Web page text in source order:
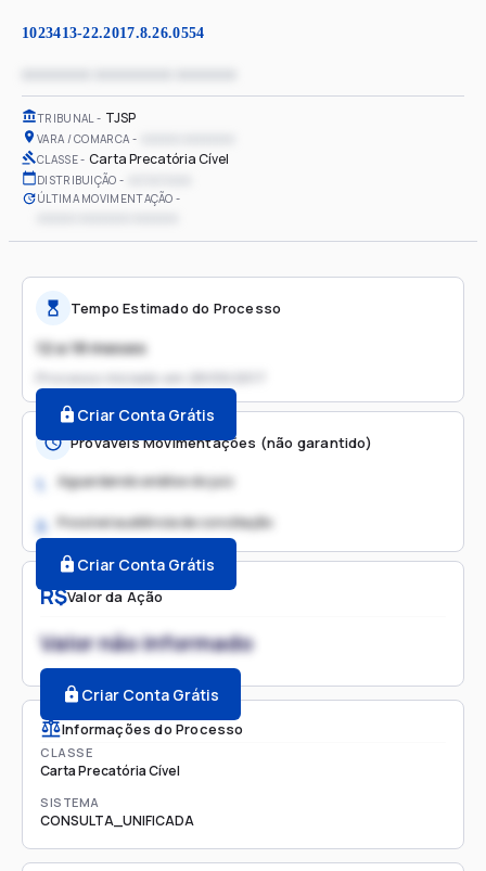
1023413-22.2017.8.26.0554
TRIBUNAL TJSP
VARA / COMARCA
CLASSE Carta Precatória Cível
DISTRIBUIÇÃO
ÚLTIMA MOVIMENTAÇÃO
R$Valor da Ação
Valor não informado
Criar Conta Grátis
Informações do Processo
CLASSE
Carta Precatória Cível
SISTEMA
CONSULTA_UNIFICADA
Tempo Estimado do Processo
12 a 18 meses
Processo iniciado em
Criar Conta Grátis
Prováveis Movimentações (não garantido)
1. Aguardando análise do juiz
2. Possível audiência de conciliação
Criar Conta Grátis